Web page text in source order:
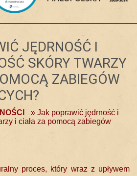
JĘDRNOŚĆ I
SKÓRY TWARZY
ZABIEGÓW
» Jak poprawić jędrność i
i ciała za pomocą zabiegów
proces, który wraz z upływem